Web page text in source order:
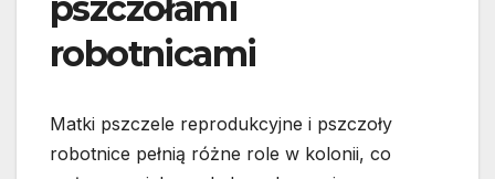
pszczołami
robotnicami
Matki pszczele reprodukcyjne i pszczoły
robotnice pełnią różne role w kolonii, co